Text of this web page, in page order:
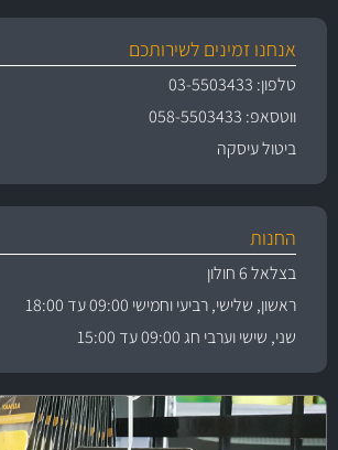
אנחנו זמינים לשירותכם
טלפון: 03-5503433
ווטסאפ: 058-5503433
ביטול עיסקה
החנות
בצלאל 6 חולון
ראשון, שלישי, רביעי וחמישי 09:00 עד 18:00
שני, שישי וערבי חג 09:00 עד 15:00